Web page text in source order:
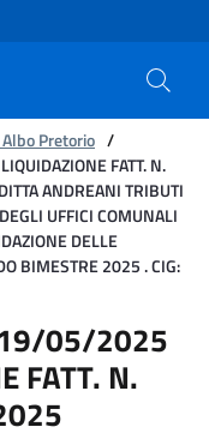
Pretorio /
FATT. N.
ANDREANI TRIBUTI
UFFICI COMUNALI
DELLE
BIMESTRE 2025 . CIG:
Oggetto:
05/2025
FATT. N.